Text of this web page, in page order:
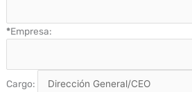
*Empresa:
Cargo: